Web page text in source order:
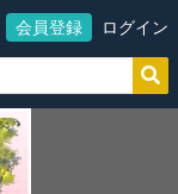
会員登録 ログイン